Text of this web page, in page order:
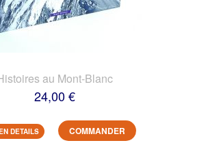
au Mont-Blanc
24,00 €
DETAILS COMMANDER